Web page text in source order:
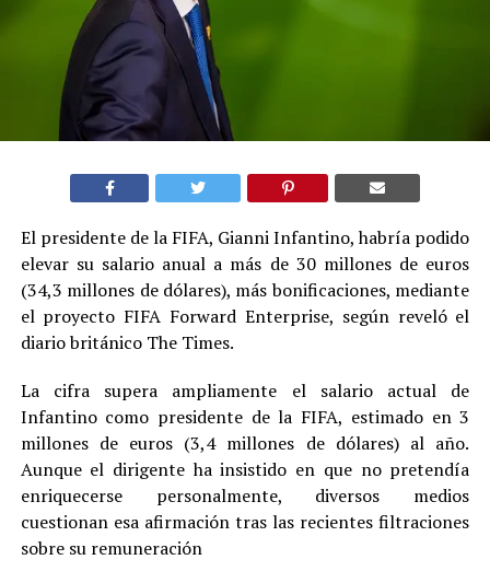
El presidente de la FIFA, Gianni Infantino, habría podido
elevar su salario anual a más de 30 millones de euros
(34,3 millones de dólares), más bonificaciones, mediante
el proyecto FIFA Forward Enterprise, según reveló el
diario británico The Times.
La cifra supera ampliamente el salario actual de
Infantino como presidente de la FIFA, estimado en 3
millones de euros (3,4 millones de dólares) al año.
Aunque el dirigente ha insistido en que no pretendía
enriquecerse personalmente, diversos medios
cuestionan esa afirmación tras las recientes filtraciones
sobre su remuneración